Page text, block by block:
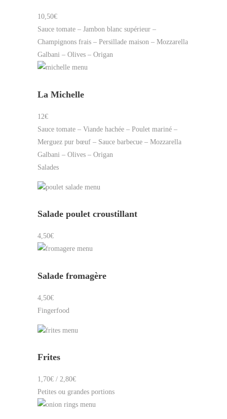
10,50€
Sauce tomate – Jambon blanc supérieur –
Champignons frais – Persillade maison – Mozzarella
Galbani – Olives – Origan
La Michelle
12€
Sauce tomate – Viande hachée – Poulet mariné –
Merguez pur bœuf – Sauce barbecue – Mozzarella
Galbani – Olives – Origan
Salades
Salade poulet croustillant
4,50€
Salade fromagère
4,50€
Fingerfood
Frites
1,70€ / 2,80€
Petites ou grandes portions